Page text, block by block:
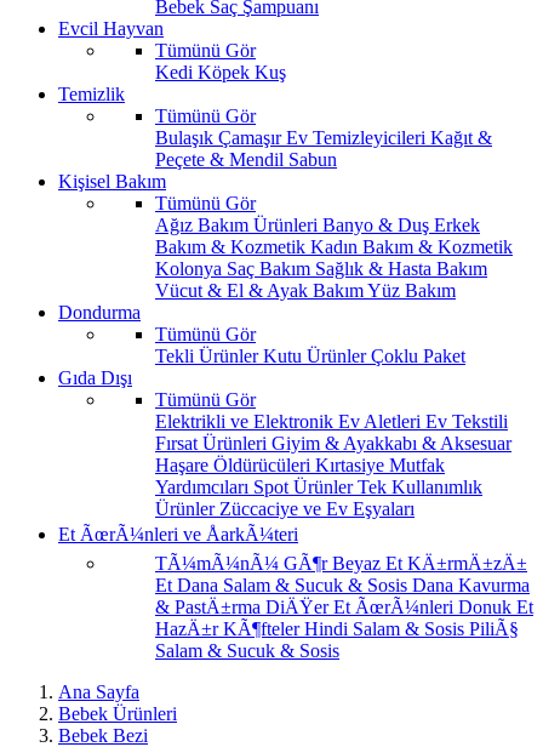
Bebek Saç Şampuanı
Evcil Hayvan
Tümünü Gör
Kedi Köpek Kuş
Temizlik
Tümünü Gör
Bulaşık ÇamaşırEv Temizleyicileri Kağıt &
Peçete & Mendil Sabun
Kişisel Bakım
Tümünü Gör
Ağız Bakım Ürünleri Banyo & Duş Erkek
Bakım & Kozmetik Kadın Bakım & Kozmetik
Kolonya Saç Bakım Sağlık & Hasta Bakım
Vücut & El & Ayak BakımYüz Bakım
Dondurma
Tümünü Gör
Tekli ÜrünlerKutu ÜrünlerÇoklu Paket
Gıda Dışı
Tümünü Gör
Elektrikli ve Elektronik Ev Aletleri Ev Tekstili
Fırsat Ürünleri Giyim & Ayakkabı & Aksesuar
Haşare Öldürücüleri Kırtasiye Mutfak
Yardımcıları Spot ÜrünlerTek Kullanımlık
Ürünler Züccaciye ve Ev Eşyaları
Et ÃœrÃ¼nleri ve ÅarkÃ¼teri
TÃ¼mÃ¼nÃ¼ GÃ¶rBeyaz Et KÄ±rmÄ±zÄ±
Et Dana Salam & Sucuk & Sosis Dana Kavurma
& PastÄ±rma DiÄŸer Et ÃœrÃ¼nleri Donuk Et
HazÄ±r KÃ¶ftelerHindi Salam & Sosis PiliÃ§
Salam & Sucuk & Sosis
Ana Sayfa
Bebek Ürünleri
Bebek Bezi